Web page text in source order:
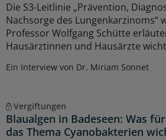
Die S3-Leitlinie „Prävention,
Nachsorge des Lungenkarzinoms“
Professor Wolfgang Schütte
Hausärztinnen und Hausärzte
Ein Interview von Dr. Miriam Sonnet
Vergiftungen
Blaualgen in Badeseen: Was
das Thema Cyanobakterien